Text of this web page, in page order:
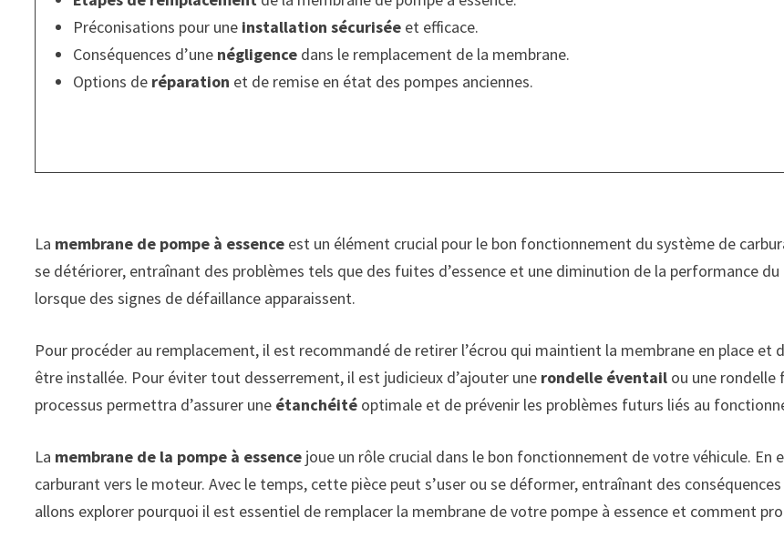
Préconisations pour une installation sécurisée et efficace.
Conséquences d’une négligence dans le remplacement de la membrane.
Options de réparation et de remise en état des pompes anciennes.
La membrane de pompe à essence est un élément crucial pour le bon fonctionnement du système de
se détériorer, entraînant des problèmes tels que des fuites d’essence et une diminution de la performance
lorsque des signes de défaillance apparaissent.
Pour procéder au remplacement, il est recommandé de retirer l’écrou qui maintient la membrane en place
être installée. Pour éviter tout desserrement, il est judicieux d’ajouter une rondelle éventail ou une rondelle
processus permettra d’assurer une étanchéité optimale et de prévenir les problèmes futurs liés au
La membrane de la pompe à essence joue un rôle crucial dans le bon fonctionnement de votre véhicule. En
carburant vers le moteur. Avec le temps, cette pièce peut s’user ou se déformer, entraînant des
allons explorer pourquoi il est essentiel de remplacer la membrane de votre pompe à essence et comment